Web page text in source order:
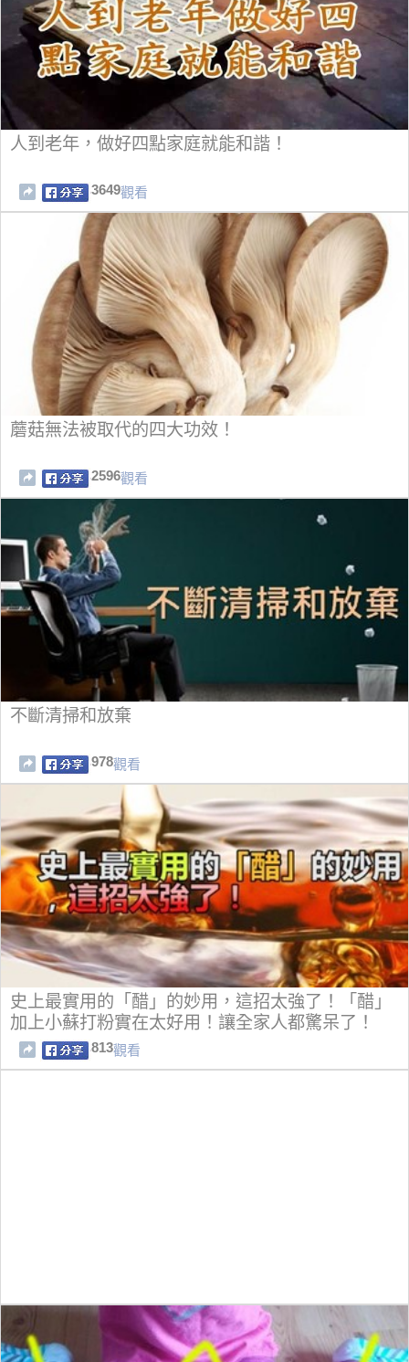
人到老年，做好四點家庭就能和諧！
3649觀看
蘑菇無法被取代的四大功效！
2596觀看
不斷清掃和放棄
978觀看
史上最實用的「醋」的妙用，這招太強了！「醋」
加上小蘇打粉實在太好用！讓全家人都驚呆了！
813觀看